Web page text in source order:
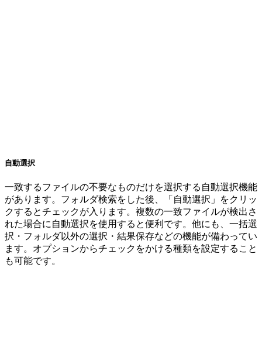
自動選択
一致するファイルの不要なものだけを選択する自動選択機能
があります。フォルダ検索をした後、「自動選択」をクリッ
クするとチェックが入ります。複数の一致ファイルが検出さ
れた場合に自動選択を使用すると便利です。他にも、一括選
択・フォルダ以外の選択・結果保存などの機能が備わってい
ます。オプションからチェックをかける種類を設定すること
も可能です。